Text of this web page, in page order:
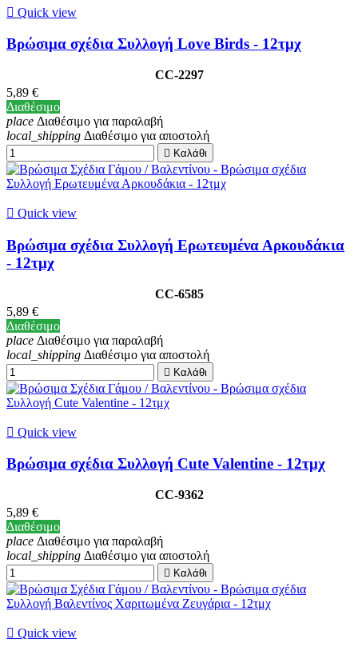
 Quick view
Βρώσιμα σχέδια Συλλογή Love Birds - 12τμχ
CC-2297
5,89 €
Διαθέσιμο
place Διαθέσιμο για παραλαβή
local_shipping Διαθέσιμο για αποστολή
 Καλάθι
 Quick view
Βρώσιμα σχέδια Συλλογή Ερωτευμένα Αρκουδάκια
- 12τμχ
CC-6585
5,89 €
Διαθέσιμο
place Διαθέσιμο για παραλαβή
local_shipping Διαθέσιμο για αποστολή
 Καλάθι
 Quick view
Βρώσιμα σχέδια Συλλογή Cute Valentine - 12τμχ
CC-9362
5,89 €
Διαθέσιμο
place Διαθέσιμο για παραλαβή
local_shipping Διαθέσιμο για αποστολή
 Καλάθι
 Quick view